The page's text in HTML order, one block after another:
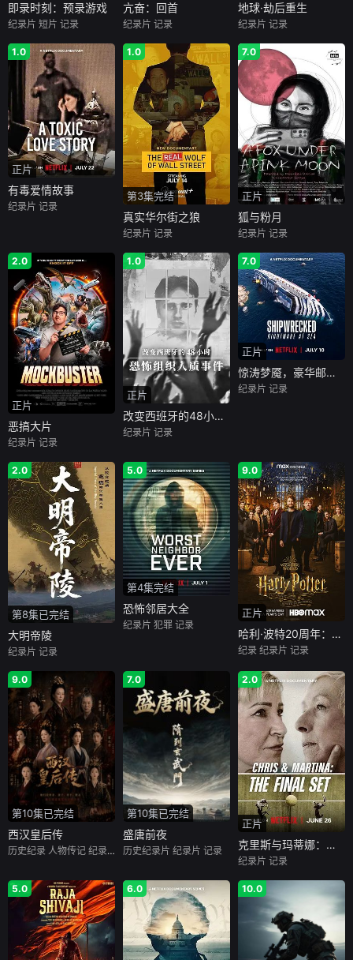
即录时刻：预录游戏
纪录片 短片 记录
亢奋：回首
纪录片 记录
地球·劫后重生
纪录片 记录
1.0
正片
有毒爱情故事
纪录片 记录
1.0
第3集完结
真实华尔街之狼
纪录片 记录
7.0
正片
狐与粉月
纪录片 记录
2.0
正片
恶搞大片
纪录片 记录
1.0
正片
改变西班牙的48小时 恐怖组织人质事件
纪录片 记录
7.0
正片
惊涛梦魇，豪华邮轮沉没事件
纪录片 记录
2.0
第8集已完结
大明帝陵
纪录片 记录
5.0
第4集完结
恐怖邻居大全
纪录片 犯罪 记录
9.0
正片
哈利·波特20周年：回到霍格沃茨
纪录 纪录片 记录
9.0
第10集已完结
西汉皇后传
历史纪录 人物传记 纪录片 记录
7.0
第10集已完结
盛唐前夜
历史纪录片 纪录片 记录
2.0
正片
克里斯与玛蒂娜：最后一盘
纪录片 记录
5.0 6.0 10.0